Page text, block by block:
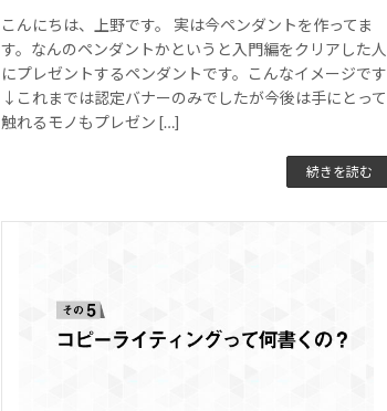
こんにちは、上野です。 実は今ペンダントを作ってま
す。なんのペンダントかというと入門編をクリアした人
にプレゼントするペンダントです。こんなイメージです
↓これまでは認定バナーのみでしたが今後は手にとって
触れるモノもプレゼン […]
続きを読む